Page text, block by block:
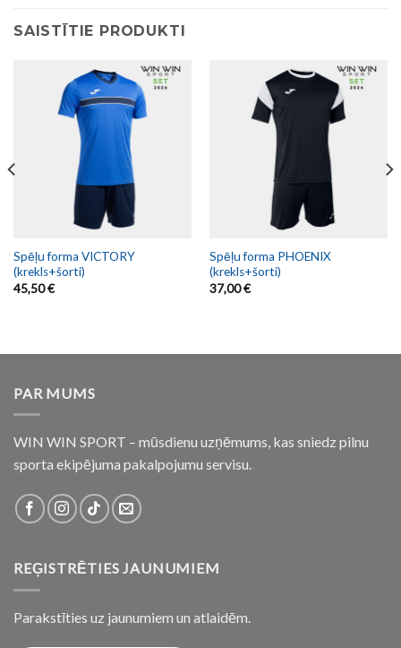
SAISTĪTIE PRODUKTI
Spēļu forma VICTORY
(krekls+šorti)
45,50€
Spēļu forma PHOENIX
(krekls+šorti)
37,00€
PAR MUMS
WIN WIN SPORT – mūsdienu uzņēmums, kas sniedz pilnu
sporta ekipējuma pakalpojumu servisu.
REĢISTRĒTIES JAUNUMIEM
Parakstīties uz jaunumiem un atlaidēm.